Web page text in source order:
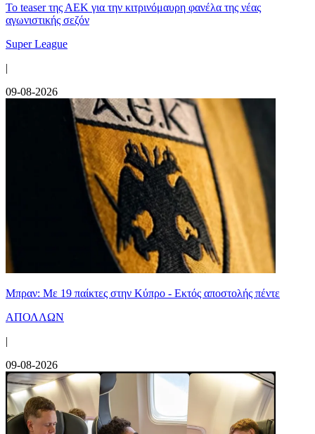
Το teaser της ΑΕΚ για την κιτρινόμαυρη φανέλα της νέας
αγωνιστικής σεζόν
Super League
|
09-08-2026
Μπραν: Με 19 παίκτες στην Κύπρο - Εκτός αποστολής πέντε
ΑΠΟΛΛΩΝ
|
09-08-2026